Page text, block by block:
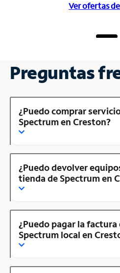
Ver ofertas
Preguntas
¿Puedo comprar
Spectrum en Creston?
¿Puedo devolver
tienda de Spectrum en
¿Puedo pagar la
Spectrum local en